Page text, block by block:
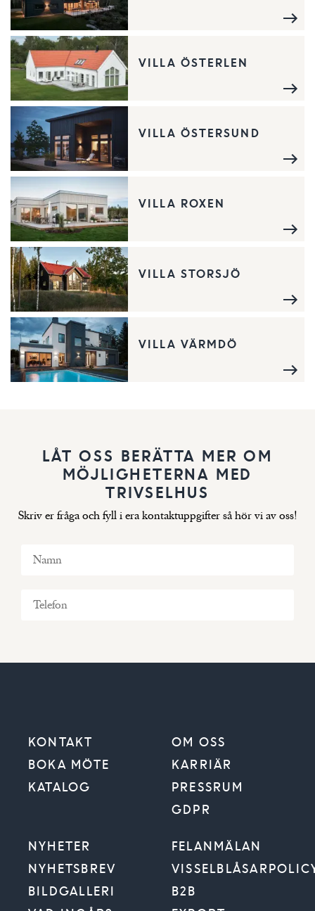
VILLA ÖSTERLEN
VILLA ÖSTERSUND
VILLA ROXEN
VILLA STORSJÖ
VILLA VÄRMDÖ
LÅT OSS BERÄTTA MER OM
MÖJLIGHETERNA MED
TRIVSELHUS
Skriv er fråga och fyll i era kontaktuppgifter så hör vi av oss!
VÄLJ BYGGKOMMUN
KONTAKT
BOKA MÖTE
KATALOG
NYHETER
NYHETSBREV
BILDGALLERI
OM OSS
KARRIÄR
PRESSRUM
GDPR
FELANMÄLAN
B2B